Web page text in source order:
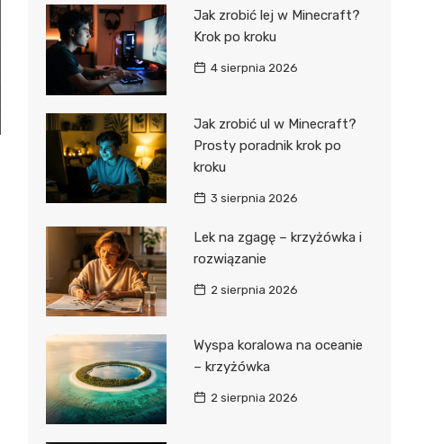
Jak zrobić lej w Minecraft?
Krok po kroku
4 sierpnia 2026
Jak zrobić ul w Minecraft?
Prosty poradnik krok po
kroku
3 sierpnia 2026
Lek na zgagę – krzyżówka i
rozwiązanie
2 sierpnia 2026
Wyspa koralowa na oceanie
– krzyżówka
2 sierpnia 2026